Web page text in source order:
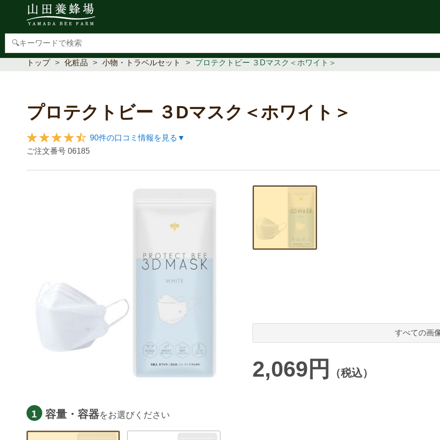
【重要】本人認証サービス(3Dセキュア2.0)導入のお知らせ
トップ 化粧品 小物・トラベルセット プロテクトビー ３Dマスク＜ホワイト＞
プロテクトビー ３Dマスク＜ホワイト＞
90件の口コミ情報を見る▼
ご注文番号 06185
すべての画
2,069円 （税込）
1 容量・容器をお選びください